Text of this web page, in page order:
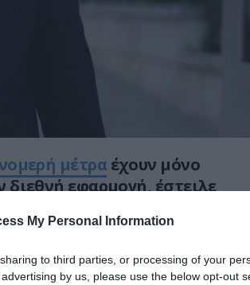
My Personal Information
to third parties, or processing of your
by us, please use the below opt-out
μέτραέχουν μόνο
διεθνή εφαρμογή, έστειλε
συζήτησης στο συνέδριο
οι Financial